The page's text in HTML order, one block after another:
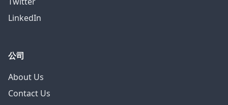
LinkedIn
公司
About Us
Contact Us